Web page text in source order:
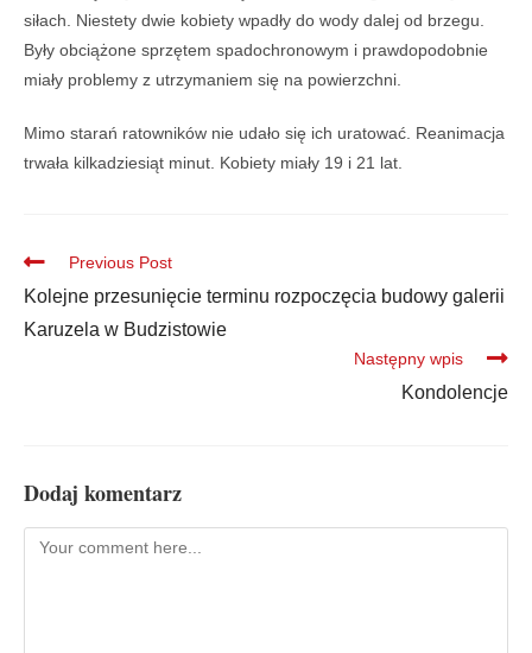
siłach. Niestety dwie kobiety wpadły do wody dalej od brzegu.
Były obciążone sprzętem spadochronowym i prawdopodobnie
miały problemy z utrzymaniem się na powierzchni.
Mimo starań ratowników nie udało się ich uratować. Reanimacja
trwała kilkadziesiąt minut. Kobiety miały 19 i 21 lat.
Previous Post
Kolejne przesunięcie terminu rozpoczęcia budowy galerii
Karuzela w Budzistowie
Następny wpis
Kondolencje
Dodaj komentarz